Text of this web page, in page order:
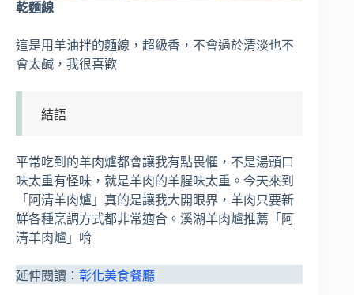
乾麵線
這是用羊油拌的麵線，超級香，不會過於清淡也不
會太鹹，我很喜歡
結語
平常吃到的羊肉爐都會讓我有點畏懼，不是湯頭口
味太重有怪味，就是羊肉的羊腥味太重。今天來到
「阿清羊肉爐」真的是讓我大開眼界，羊肉只要新
鮮各種烹調方式都非常適合。溪湖羊肉爐推薦「阿
清羊肉爐」唷
延伸閱讀： 彰化美食餐廳